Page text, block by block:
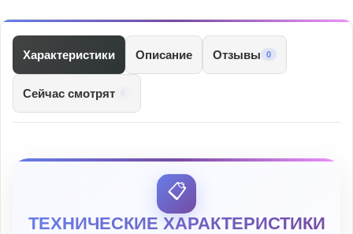
Характеристики Описание Отзывы 0
Сейчас смотрят
📋
ТЕХНИЧЕСКИЕ ХАРАКТЕРИСТИКИ